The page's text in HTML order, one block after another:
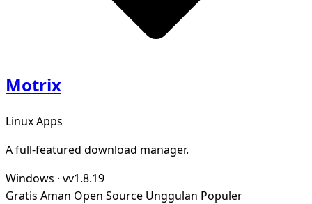
Motrix
Linux Apps
A full-featured download manager.
Windows · vv1.8.19
Gratis Aman Open Source Unggulan Populer